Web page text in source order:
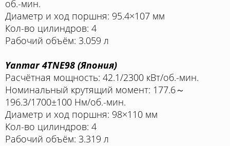
об.-мин.
Диаметр и ход поршня: 95.4×107 мм
Кол-во цилиндров: 4
Рабочий объём: 3.059 л
Yanmar 4TNE98 (Япония)
Расчётная мощность: 42.1/2300 кВт/об.-мин.
Номинальный крутящий момент: 177.6～
196.3/1700±100 Нм/об.-мин.
Диаметр и ход поршня: 98×110 мм
Кол-во цилиндров: 4
Рабочий объём: 3.319 л